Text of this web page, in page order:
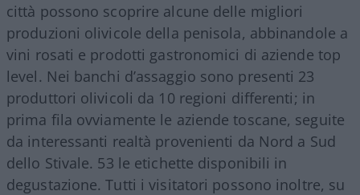
città possono scoprire alcune delle migliori
produzioni olivicole della penisola, abbinandole a
vini rosati e prodotti gastronomici di aziende top
level. Nei banchi d’assaggio sono presenti 23
produttori olivicoli da 10 regioni differenti; in
prima fila ovviamente le aziende toscane, seguite
da interessanti realtà provenienti da Nord a Sud
dello Stivale. 53 le etichette disponibili in
degustazione. Tutti i visitatori possono inoltre, su